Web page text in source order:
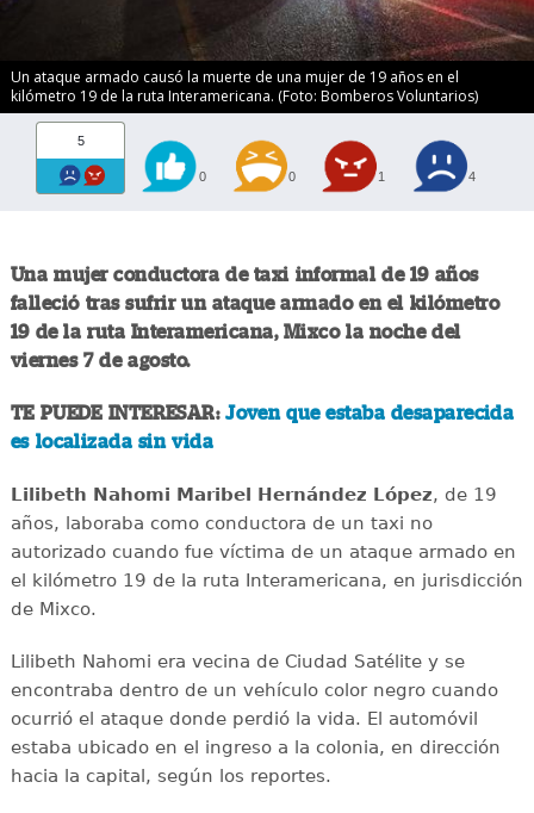
Un ataque armado causó la muerte de una mujer de 19 años en el
kilómetro 19 de la ruta Interamericana. (Foto: Bomberos Voluntarios)
5
0 0 1 4
Una mujer conductora de taxi informal de 19 años
falleció tras sufrir un ataque armado en el kilómetro
19 de la ruta Interamericana, Mixco la noche del
viernes 7 de agosto.
TE PUEDE INTERESAR:Joven que estaba desaparecida
es localizada sin vida
Lilibeth Nahomi Maribel Hernández López, de 19
años, laboraba como conductora de un taxi no
autorizado cuando fue víctima de un ataque armado en
el kilómetro 19 de la ruta Interamericana, en jurisdicción
de Mixco.
Lilibeth Nahomi era vecina de Ciudad Satélite y se
encontraba dentro de un vehículo color negro cuando
ocurrió el ataque donde perdió la vida. El automóvil
estaba ubicado en el ingreso a la colonia, en dirección
hacia la capital, según los reportes.